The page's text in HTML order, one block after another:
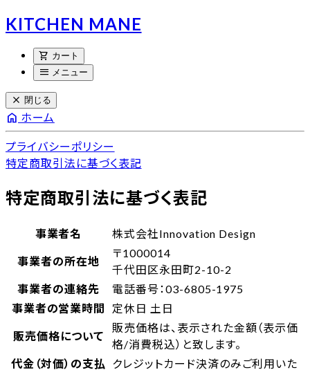
KITCHEN MANE
shopping_cart カート
menu メニュー
close 閉じる
home ホーム
プライバシーポリシー
特定商取引法に基づく表記
特定商取引法に基づく表記
事業者名 株式会社Innovation Design
事業者の所在地
〒1000014
千代田区永田町2-10-2
事業者の連絡先
電話番号：03-6805-1975
事業者の営業時間
定休日 土日
販売価格について
販売価格は、表示された金額（表示価
格/消費税込）と致します。
代金（対価）の支払
クレジットカード決済のみご利用いた